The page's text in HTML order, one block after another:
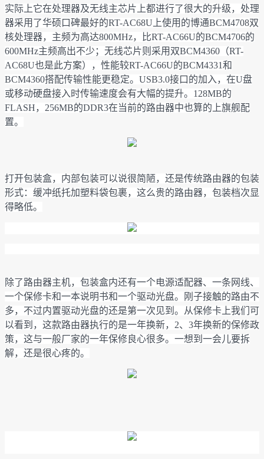
实际上它在处理器及无线主芯片上都进行了很大的升级，处理
器采用了华硕口碑最好的RT-AC68U上使用的博通BCM4708双
核处理器，主频为高达800MHz，比RT-AC66U的BCM4706的
600MHz主频高出不少；无线芯片则采用双BCM4360（RT-
AC68U也是此方案），性能较RT-AC66U的BCM4331和
BCM4360搭配传输性能更稳定。USB3.0接口的加入，在U盘
或移动硬盘接入时传输速度会有大幅的提升。128MB的
FLASH，256MB的DDR3在当前的路由器中也算的上旗舰配
置。
打开包装盒，内部包装可以说很简陋，还是传统路由器的包装
形式：缓冲纸托加塑料袋包裹，这么贵的路由器，包装档次显
得略低。
除了路由器主机，包装盒内还有一个电源适配器、一条网线、
一个保修卡和一本说明书和一个驱动光盘。刚子接触的路由不
多，不过内置驱动光盘的还是第一次见到。从保修卡上我们可
以看到，这款路由器执行的是一年换新，2、3年换新的保修政
策，这与一般厂家的一年保修良心很多。一想到一会儿要拆
解，还是很心疼的。